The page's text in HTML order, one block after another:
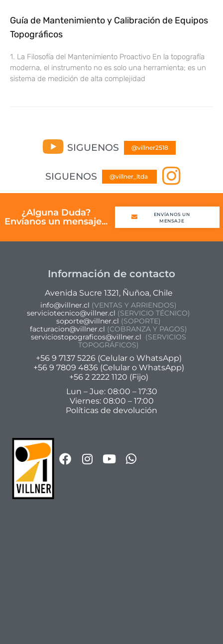
Guía de Mantenimiento y Calibración de Equipos
Topográficos
1. La Filosofía del Mantenimiento Proactivo En la topografía
moderna, el instrumento no es solo una herramienta; es un
sistema de medición de alta complejidad
SIGUENOS @villner2518
SIGUENOS @villner ltda
¿Alguna Duda?
Envíanos un mensaje...
ENVÍANOS UN
MENSAJE
Información de contacto
Avenida Sucre 1321, Ñuñoa, Chile
info@villner.cl (VENTAS Y ARRIENDOS)
serviciotecnico@villner.cl (SERVICIO TÉCNICO)
soporte@villner.cl (SOPORTE)
facturacion@villner.cl (COBRANZA Y PAGOS)
serviciostopograficos@villner.cl (SERVICIOS
TOPOGRÁFICOS)
+56 9 7137 5226 (Celular o WhatsApp)
+56 9 7809 4836 (Celular o WhatsApp)
+56 2 2222 1120 (Fijo)
Lun – Jue: 08:00 – 17:30
Viernes: 08:00 – 17:00
Políticas de devolución